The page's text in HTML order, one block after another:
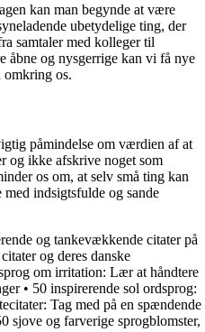
kan man begynde at være
ubetydelige ting, der
samtaler med kolleger til
åbne og nysgerrige kan vi få nye
omkring os.
påmindelse om værdien af at
og ikke afskrive noget som
os om, at selv små ting kan
indsigtsfulde og sande
og tankevækkende citater på
og deres danske
om irritation: Lær at håndtere
• 50 inspirerende sol ordsprog:
Tag med på en spændende
sjove og farverige sprogblomster,